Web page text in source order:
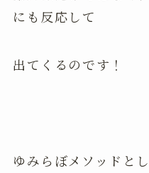
にも反応して
出てくるのです！
ゆみらぼメソッドと